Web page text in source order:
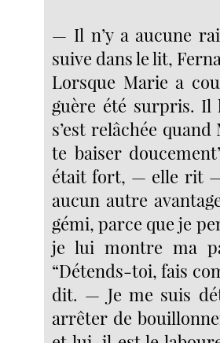
— Il n’y a aucune
suive dans le lit,
Lorsque Marie a
guère été surpris. Il
s’est relâchée
te baiser
était fort, — elle rit —
aucun autre
gémi, parce que je
je lui montre ma
“Détends-toi, fais
dit. — Je me suis
arrêter de